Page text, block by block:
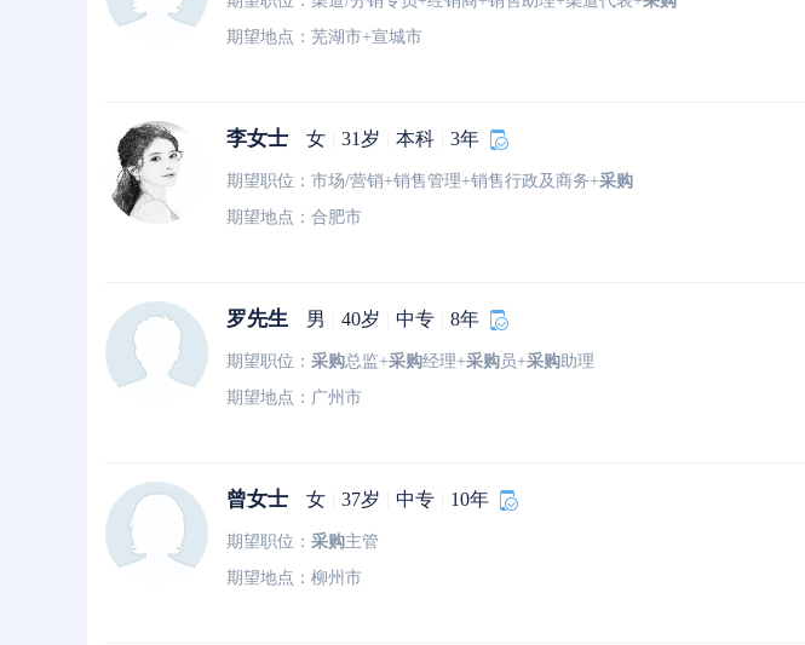
期望地点：芜湖市+宣城市
李女士 女 31岁 本科 3年
期望职位：市场/营销+销售管理+销售行政及商务+采购
期望地点：合肥市
罗先生 男 40岁 中专 8年
期望职位： 采购总监+采购经理+采购员+采购助理
期望地点：广州市
曾女士 女 37岁 中专 10年
期望职位： 采购主管
期望地点：柳州市